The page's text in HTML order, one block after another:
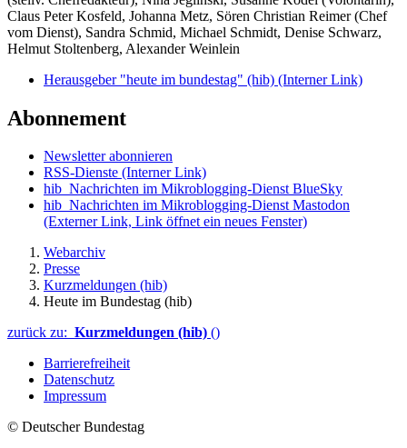
Claus Peter Kosfeld, Johanna Metz, Sören Christian Reimer (Chef
vom Dienst), Sandra Schmid, Michael Schmidt, Denise Schwarz,
Helmut Stoltenberg, Alexander Weinlein
Herausgeber "heute im bundestag" (hib) (Interner Link)
Abonnement
Newsletter abonnieren
RSS-Dienste (Interner Link)
hib_Nachrichten im Mikroblogging-Dienst BlueSky
hib_Nachrichten im Mikroblogging-Dienst Mastodon
(Externer Link, Link öffnet ein neues Fenster)
Webarchiv
Presse
Kurzmeldungen (hib)
Heute im Bundestag (hib)
zurück zu: Kurzmeldungen (hib) ()
Barrierefreiheit
Datenschutz
Impressum
© Deutscher Bundestag